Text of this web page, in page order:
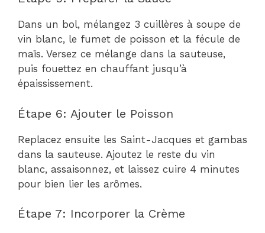
Dans un bol, mélangez 3 cuillères à soupe de
vin blanc, le fumet de poisson et la fécule de
maïs. Versez ce mélange dans la sauteuse,
puis fouettez en chauffant jusqu’à
épaississement.
Étape 6: Ajouter le Poisson
Replacez ensuite les Saint-Jacques et gambas
dans la sauteuse. Ajoutez le reste du vin
blanc, assaisonnez, et laissez cuire 4 minutes
pour bien lier les arômes.
Étape 7: Incorporer la Crème